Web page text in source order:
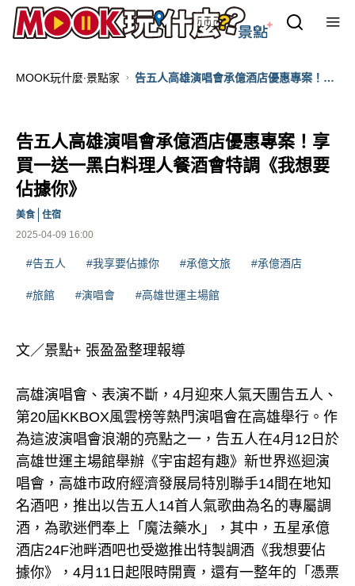
MOOK玩什麼‧景點家
告五人高雄演唱會承億酒店優惠專案！享
告五人高雄演唱會承億酒店優惠專案！享
買一送一黑白料理人餐酒會特調《我想要
佔據你》
2025-04-09 16:00
美食 住宿
#告五人 #我享要佔據你 #承億文旅 #承億酒店
#旅館 #演唱會 #高雄世運主場館
文／景點+ 張盈盈整理報導
高雄演唱會、表演不斷，4月迎來人氣天團告五人、
第20屆KKBOX風雲榜等熱門演唱會在高雄舉行。作
為這波演唱會浪潮的亮點之一，告五人在4月12日於
高雄世運主場館舉辦《宇宙超有趣》新世界巡迴演
唱會，高雄市政府經濟發展局特別聯手14間在地知
名酒吧，推出以告五人14首人氣歌曲為名的專屬調
酒，為歌迷們奉上「魔法藥水」，其中，五星承億
酒店24F池畔酒吧也受邀推出特製調酒《我想要佔
據你》，4月11日起限時開賣，還有一整年的「憑票